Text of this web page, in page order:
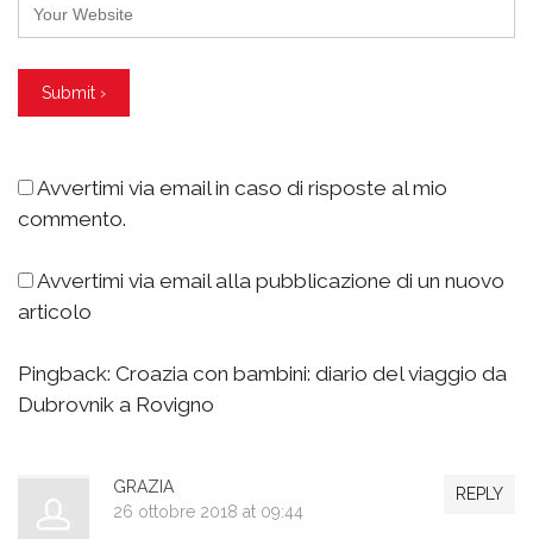
Avvertimi via email in caso di risposte al mio
commento.
Avvertimi via email alla pubblicazione di un nuovo
articolo
Pingback: Croazia con bambini: diario del viaggio da
Dubrovnik a Rovigno
REPLY
GRAZIA
26 ottobre 2018 at 09:44